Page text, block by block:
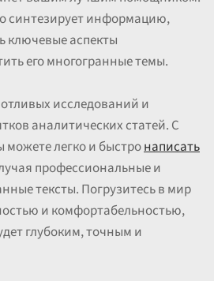
синтезирует информацию,
ключевые аспекты
его многогранные темы.
исследований и
аналитических статей. С
легко и быстронаписать
профессиональные и
тексты. Погрузитесь в мир
и комфортабельностью,
глубоким, точным и